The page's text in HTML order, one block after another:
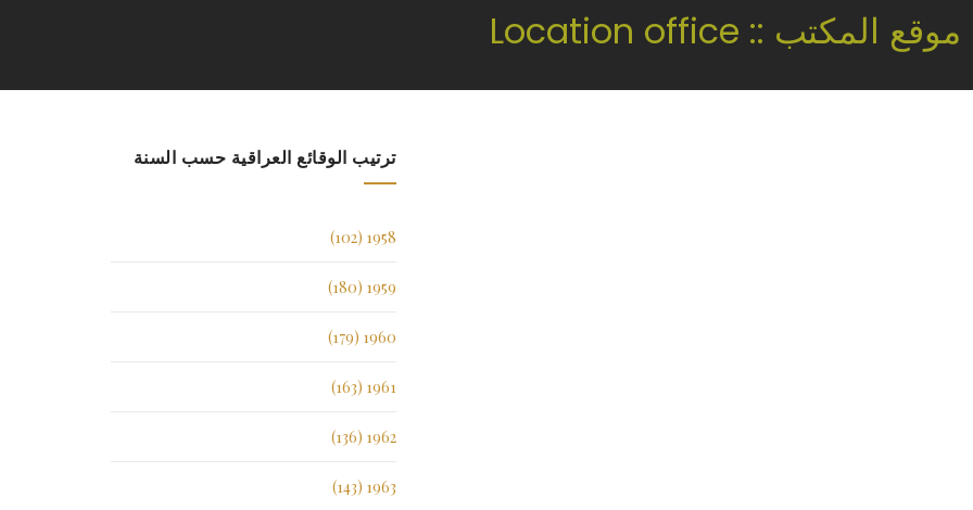
موقع المكتب :: Location office
ترتيب الوقائع العراقية حسب السنة
1958 (102)
1959 (180)
1960 (179)
1961 (163)
1962 (136)
1963 (143)